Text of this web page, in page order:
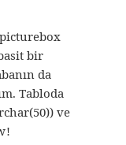
bir
da
Tabloda
ve